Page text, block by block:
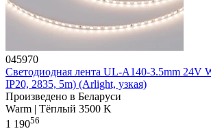
045970
Светодиодная лента UL-A140-3.5mm 24V
IP20, 2835, 5m) (Arlight, узкая)
Произведено в Беларуси
Warm | Тёплый 3500 K
1 19056